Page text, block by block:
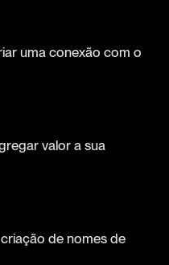
uma conexão com o
valor a sua
de nomes de